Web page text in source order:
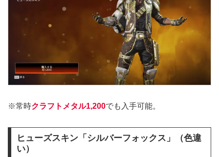
※常時クラフトメタル1,200でも入手可能。
ヒューズスキン「シルバーフォックス」（色違
い）